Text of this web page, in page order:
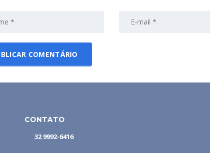
CONTATO
32 9992-6416